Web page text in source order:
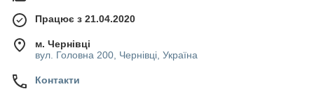
Працює з 21.04.2020
м. Чернівці
вул. Головна 200, Чернівці, Україна
Контакти